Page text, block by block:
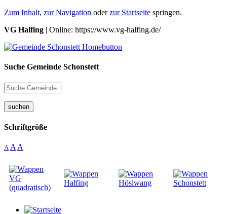
Zum Inhalt, zur Navigation oderzur Startseite springen.
VG Halfing | Online: https://www.vg-halfing.de/
Suche Gemeinde Schonstett
suchen
Schriftgröße
A A A